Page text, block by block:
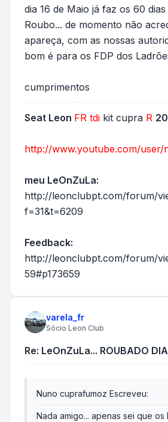
dia 16 de Maio já faz os 60
Roubo... de momento não
apareça, com as nossas
bom é para os FDP dos
cumprimentos
Seat Leon FR tdi kit cupra R
http://www.youtube.com/user/
meu LeOnZuLa:
http://leonclubpt.com/forum/
f=31&t=6209
Feedback:
http://leonclubpt.com/forum/
59#p173659
varela_fr
Sócio Leon Club
Re: LeOnZuLa... ROUBADO
Nuno cuprafumoz Escreveu:
Nada amigo... apenas sei que os